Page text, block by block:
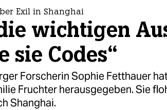
Exil in Shanghai
wichtigen
sie Codes“
Forscherin Sophie Fetthauer
Fruchter herausgegeben. Sie
Shanghai.